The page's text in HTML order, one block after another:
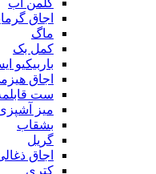
اجاق
ماگ
کمل بک
باربیکیو
اجاق
ست
میز
بشقاب
گریل
اجاق
کتری